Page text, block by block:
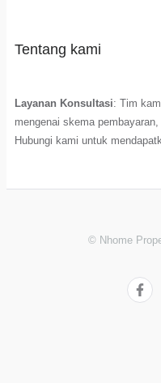
Tentang kami
Layanan Konsultasi: Tim
mengenai skema
Hubungi kami untuk
© Nhome